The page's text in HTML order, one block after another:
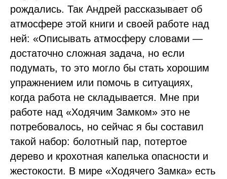
рождались. Так Андрей рассказывает об
атмосфере этой книги и своей работе над
ней: «Описывать атмосферу словами —
достаточно сложная задача, но если
подумать, то это могло бы стать хорошим
упражнением или помочь в ситуациях,
когда работа не складывается. Мне при
работе над «Ходячим Замком» это не
потребовалось, но сейчас я бы составил
такой набор: болотный пар, потертое
дерево и крохотная капелька опасности и
жестокости. В мире «Ходячего Замка» есть